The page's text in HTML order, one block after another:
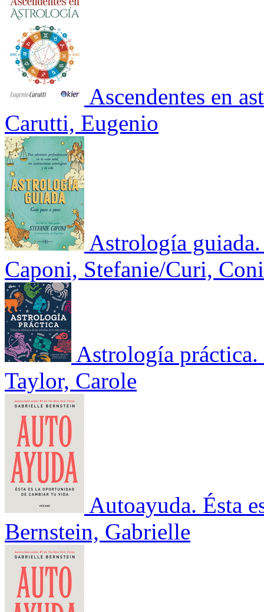
Ascendentes en
Carutti, Eugenio
Astrología
Caponi, Stefanie/Curi, Coni
Astrología
Taylor, Carole
Autoayuda. Ésta
Bernstein, Gabrielle